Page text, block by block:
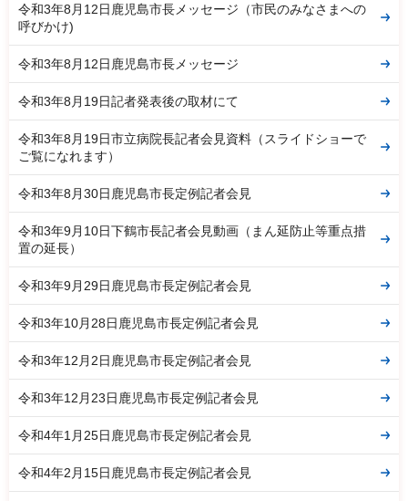
令和3年8月12日鹿児島市長メッセージ（市民のみなさまへの
呼びかけ)
令和3年8月12日鹿児島市長メッセージ
令和3年8月19日記者発表後の取材にて
令和3年8月19日市立病院長記者会見資料（スライドショーで
ご覧になれます）
令和3年8月30日鹿児島市長定例記者会見
令和3年9月10日下鶴市長記者会見動画（まん延防止等重点措
置の延長）
令和3年9月29日鹿児島市長定例記者会見
令和3年10月28日鹿児島市長定例記者会見
令和3年12月2日鹿児島市長定例記者会見
令和3年12月23日鹿児島市長定例記者会見
令和4年1月25日鹿児島市長定例記者会見
令和4年2月15日鹿児島市長定例記者会見